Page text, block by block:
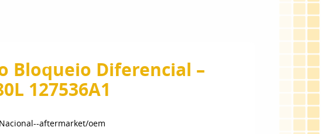
Bloqueio Diferencial –
127536A1
aftermarket/oem